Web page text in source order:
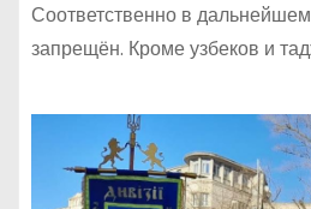
Соответственно в
запрещён. Кроме узбеков и